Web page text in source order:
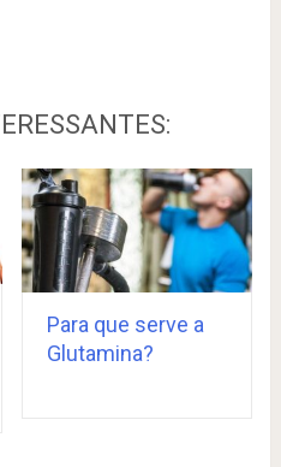
Para que serve a
Glutamina?